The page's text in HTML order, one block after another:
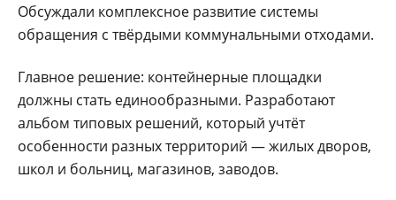
Обсуждали комплексное развитие системы
обращения с твёрдыми коммунальными отходами.
Главное решение: контейнерные площадки
должны стать единообразными. Разработают
альбом типовых решений, который учтёт
особенности разных территорий — жилых дворов,
школ и больниц, магазинов, заводов.